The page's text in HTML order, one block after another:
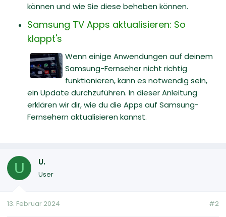
können und wie Sie diese beheben können.
Samsung TV Apps aktualisieren: So
klappt's
Wenn einige Anwendungen auf deinem
Samsung-Fernseher nicht richtig
funktionieren, kann es notwendig sein,
ein Update durchzuführen. In dieser Anleitung
erklären wir dir, wie du die Apps auf Samsung-
Fernsehern aktualisieren kannst.
U U.
User
13. Februar 2024 #2